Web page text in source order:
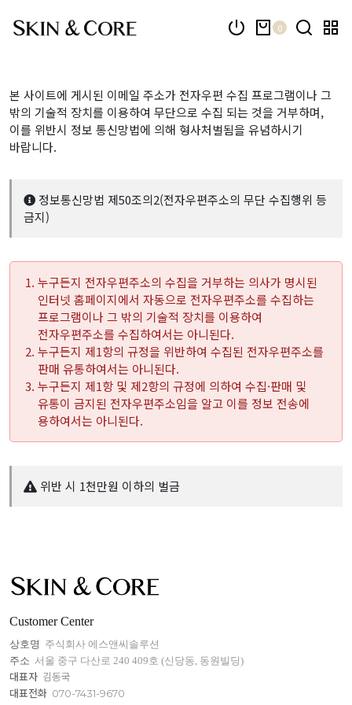
0
본 사이트에 게시된 이메일 주소가 전자우편 수집 프로그램이나 그
밖의 기술적 장치를 이용하여 무단으로 수집 되는 것을 거부하며,
이를 위반시 정보 통신망법에 의해 형사처벌됨을 유념하시기
바랍니다.
정보통신망법 제50조의2(전자우편주소의 무단 수집행위 등
금지)
누구든지 전자우편주소의 수집을 거부하는 의사가 명시된
인터넷 홈페이지에서 자동으로 전자우편주소를 수집하는
프로그램이나 그 밖의 기술적 장치를 이용하여
전자우편주소를 수집하여서는 아니된다.
누구든지 제1항의 규정을 위반하여 수집된 전자우편주소를
판매 유통하여서는 아니된다.
누구든지 제1항 및 제2항의 규정에 의하여 수집·판매 및
유통이 금지된 전자우편주소임을 알고 이를 정보 전송에
용하여서는 아니된다.
위반 시 1천만원 이하의 벌금
Customer Center
상호명 주식회사 에스앤씨솔루션
주소 서울 중구 다산로 240 409호 (신당동, 동원빌딩)
대표자 김동국
대표전화 070-7431-9670